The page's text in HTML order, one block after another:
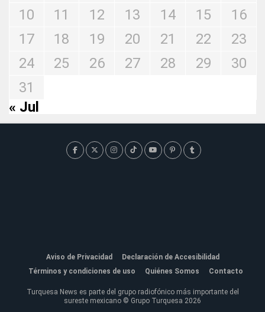
10
11 12 13 14 15
16
17
18 19 20 21 22
23
24
25 26 27 28 29
30
31
« Jul
Aviso de Privacidad
Declaración de Accesibilidad
Términos y condiciones de uso
Quiénes Somos Contacto
Turquesa News es parte del grupo radiofónico más importante del
sureste mexicano © Grupo Turquesa 2026